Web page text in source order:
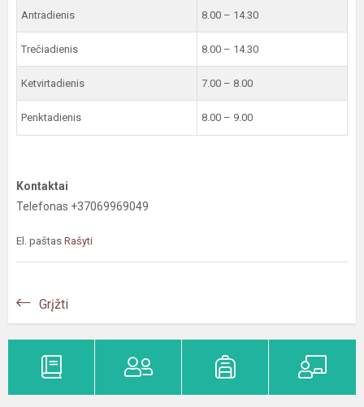
Antradienis 8.00 – 14.30
Trečiadienis 8.00 – 14.30
Ketvirtadienis 7.00 – 8.00
Penktadienis 8.00 – 9.00
Kontaktai
Telefonas +37069969049
El. paštas Rašyti
Grįžti